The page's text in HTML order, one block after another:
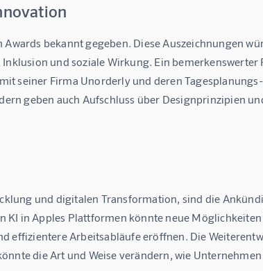
bekannt gegeben. Diese Auszeichnungen
und soziale Wirkung. Ein bemerkenswerter
seiner Firma Unorderly und deren
geben auch Aufschluss über Designprinzipien
und digitalen Transformation, sind die
KI in Apples Plattformen könnte neue
effizientere Arbeitsabläufe eröffnen. Die
die Art und Weise verändern, wie